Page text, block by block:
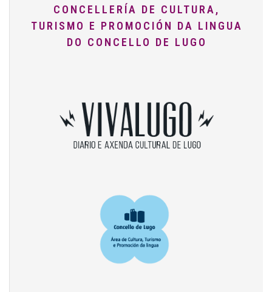
CONCELLERÍA DE CULTURA,
TURISMO E PROMOCIÓN DA LINGUA
DO CONCELLO DE LUGO